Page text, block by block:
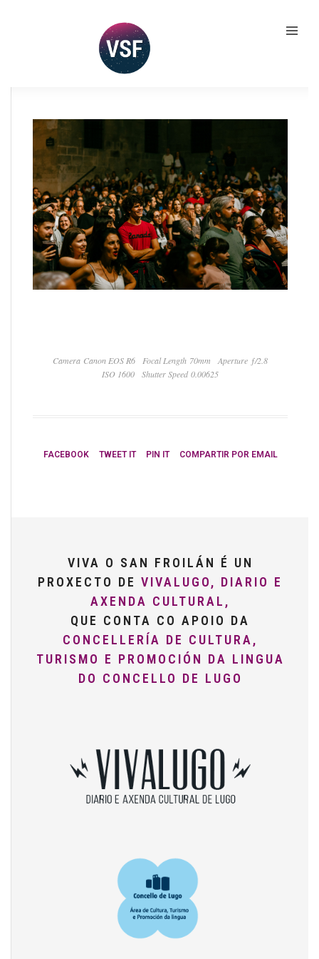
Camera Canon EOS R6 Focal Length 70mm
Aperture ƒ/2.8
ISO 1600
Shutter Speed 0.00625
FACEBOOK TWEET IT PIN IT COMPARTIR POR EMAIL
VIVA O SAN FROILÁN É UN
PROXECTO DE VIVALUGO, DIARIO E
AXENDA CULTURAL,
QUE CONTA CO APOIO DA
CONCELLERÍA DE CULTURA,
TURISMO E PROMOCIÓN DA LINGUA
DO CONCELLO DE LUGO